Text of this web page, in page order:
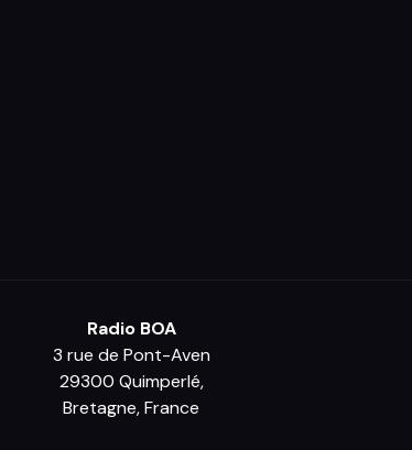
Radio BOA
3 rue de Pont-Aven
29300 Quimperlé,
Bretagne, France